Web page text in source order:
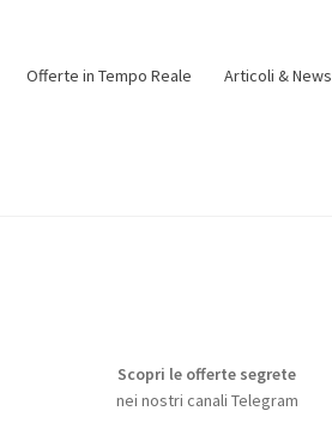
Offerte in Tempo Reale Articoli & News
Scopri le offerte segrete
nei nostri canali Telegram